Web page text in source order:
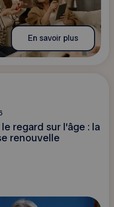
En savoir plus
regard sur l’âge : la
renouvelle